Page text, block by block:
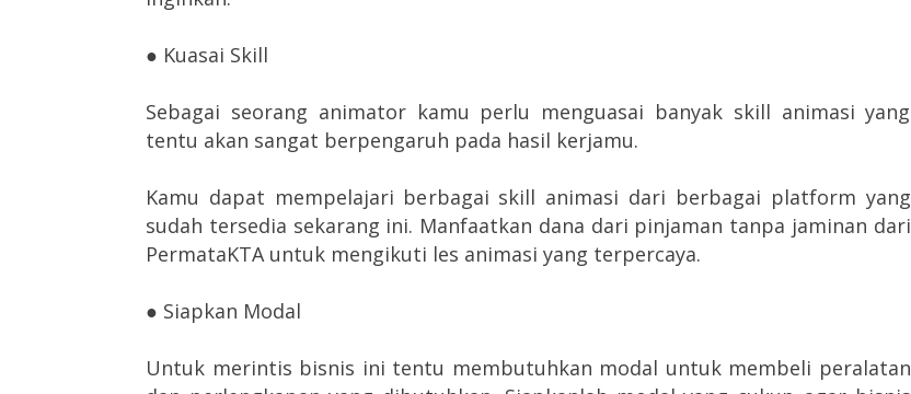
● Kuasai Skill
Sebagai seorang animator kamu perlu menguasai banyak skill animasi yang
tentu akan sangat berpengaruh pada hasil kerjamu.
Kamu dapat mempelajari berbagai skill animasi dari berbagai platform yang
sudah tersedia sekarang ini. Manfaatkan dana dari pinjaman tanpa jaminan dari
PermataKTA untuk mengikuti les animasi yang terpercaya.
● Siapkan Modal
Untuk merintis bisnis ini tentu membutuhkan modal untuk membeli peralatan